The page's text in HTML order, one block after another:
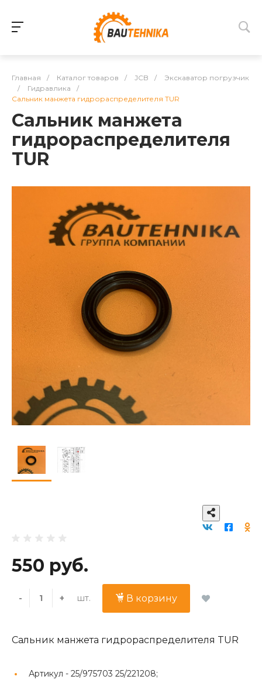
Главная / Каталог товаров / JCB /
Экскаватор погрузчик
/
Гидравлика
/
Сальник манжета гидрораспределителя TUR
Сальник манжета
гидрораспределителя
TUR
550 руб.
- + шт. В корзину
Сальник манжета гидрораспределителя TUR
Артикул - 25/975703 25/221208;